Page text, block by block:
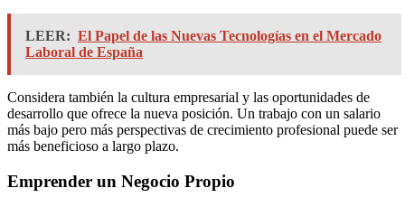
LEER: El Papel de las Nuevas Tecnologías en el Mercado
Laboral de España
Considera también la cultura empresarial y las oportunidades de
desarrollo que ofrece la nueva posición. Un trabajo con un salario
más bajo pero más perspectivas de crecimiento profesional puede ser
más beneficioso a largo plazo.
Emprender un Negocio Propio